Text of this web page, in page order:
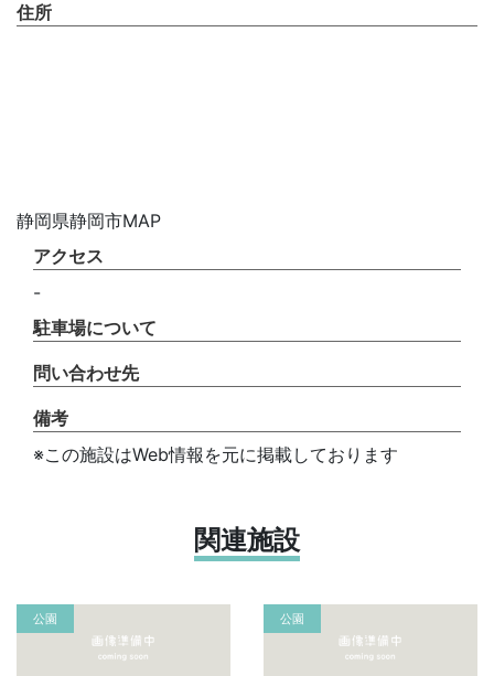
住所
静岡県静岡市MAP
アクセス
-
駐車場について
問い合わせ先
備考
※この施設はWeb情報を元に掲載しております
関連施設
公園 公園